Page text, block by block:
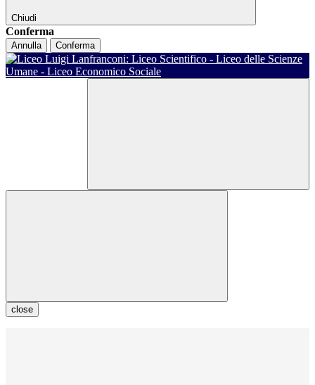
Chiudi
Conferma
Annulla Conferma
close